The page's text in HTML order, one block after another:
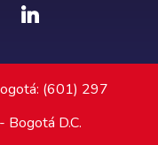
(601) 297
Bogotá D.C.